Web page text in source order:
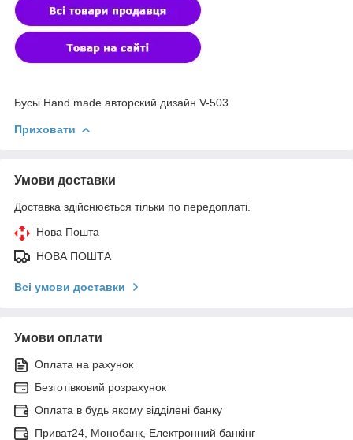
Бусы Hand made авторский дизайн V-503
Приховати
Умови доставки
Доставка здійснюється тільки по передоплаті.
Нова Пошта
НОВА ПОШТА
Всі умови доставки
Умови оплати
Оплата на рахунок
Безготівковий розрахунок
Оплата в будь якому відділені банку
Приват24, Монобанк, Електронний банкінг